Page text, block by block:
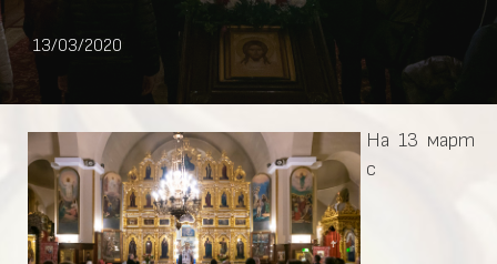
13/03/2020
На 13 март
с